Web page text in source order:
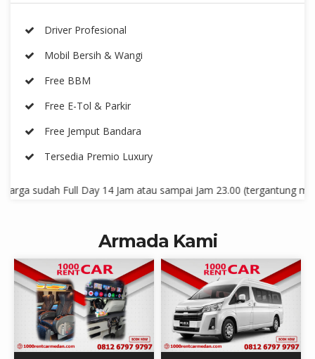
Driver Profesional
Mobil Bersih & Wangi
Free BBM
Free E-Tol & Parkir
Free Jemput Bandara
Tersedia Premio Luxury
Full Day 14 Jam atau sampai Jam 23.00 (tergantung mana yg
Armada Kami